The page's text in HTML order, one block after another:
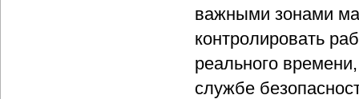
важными зонами
контролировать
реального
службе